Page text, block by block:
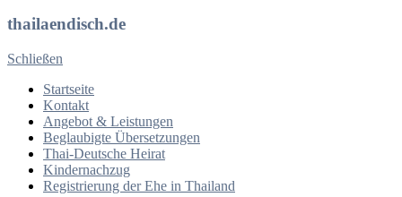
thailaendisch.de
Schließen
Startseite
Kontakt
Angebot & Leistungen
Beglaubigte Übersetzungen
Thai-Deutsche Heirat
Kindernachzug
Registrierung der Ehe in Thailand